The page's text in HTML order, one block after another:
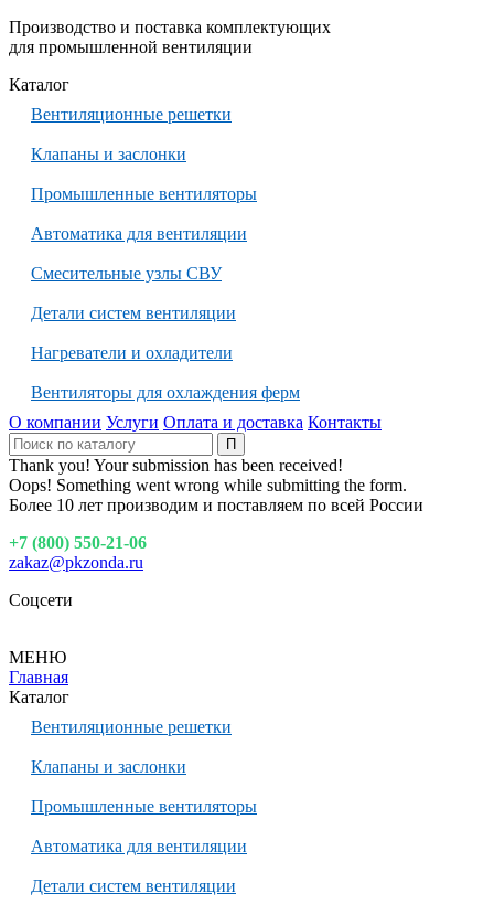
Производство и поставка комплектующих
для промышленной вентиляции
Каталог
Вентиляционные решетки
Клапаны и заслонки
Промышленные вентиляторы
Автоматика для вентиляции
Смесительные узлы СВУ
Детали систем вентиляции
Нагреватели и охладители
Вентиляторы для охлаждения ферм
О компании Услуги Оплата и доставка Контакты
Thank you! Your submission has been received!
Oops! Something went wrong while submitting the form.
Более 10 лет производим и поставляем по всей России
+7 (800) 550-21-06
zakaz@pkzonda.ru
Соцсети
МЕНЮ
Главная
Каталог
Вентиляционные решетки
Клапаны и заслонки
Промышленные вентиляторы
Автоматика для вентиляции
Детали систем вентиляции